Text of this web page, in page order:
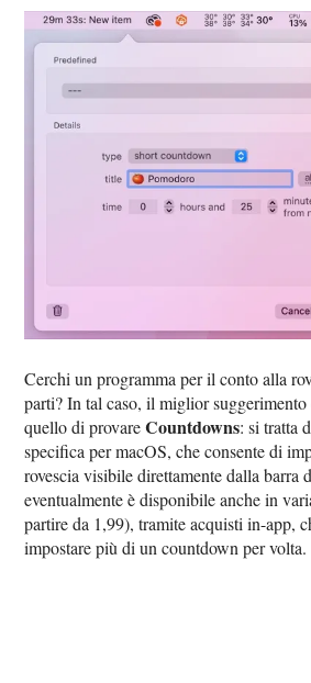
Cerchi un programma per il conto alla
parti? In tal caso, il miglior suggerimento
quello di provareCountdowns: si tratta
specifica per macOS, che consente di
rovescia visibile direttamente dalla barra
eventualmente è disponibile anche in
partire da 1,99), tramite acquisti in-app,
impostare più di un countdown per volta.